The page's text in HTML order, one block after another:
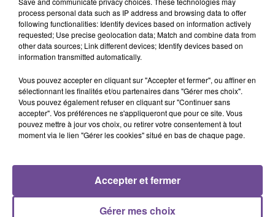
nettoyage des locaux, transporter, vider et laver les chariots
repas et aider à servir le repas. Vous devez être organisé et
optimiser le stockage des produits, des matériels et
appliquer un protocole pour assurer la traçabilité. Il s’agit
Référence de l’offre Pôle Emploi : 146RDXV
RADIO ACTUS
process personal data such as IP address and browsing data to offer
following functionalities: Identify devices based on information actively
requested; Use precise geolocation data; Match and combine data from
other data sources; Link different devices; Identify devices based on
information transmitted automatically.
Vous pouvez accepter en cliquant sur "Accepter et fermer", ou affiner en
sélectionnant les finalités et/ou partenaires dans "Gérer mes choix".
Vous pouvez également refuser en cliquant sur "Continuer sans
accepter". Vos préférences ne s'appliqueront que pour ce site. Vous
pouvez mettre à jour vos choix, ou retirer votre consentement à tout
moment via le lien "Gérer les cookies" situé en bas de chaque page.
Gérer mes choix
Accepter et fermer